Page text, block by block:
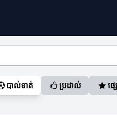
បាល់ទាត់ ប្រដាល់ ផ្